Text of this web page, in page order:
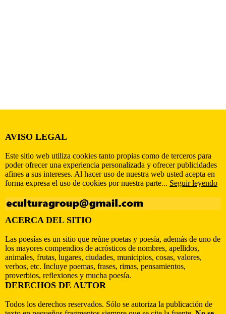
AVISO LEGAL
Este sitio web utiliza cookies tanto propias como de terceros para
poder ofrecer una experiencia personalizada y ofrecer publicidades
afines a sus intereses. Al hacer uso de nuestra web usted acepta en
forma expresa el uso de cookies por nuestra parte... Seguir leyendo
ACERCA DEL SITIO
Las poesías es un sitio que reúne poetas y poesía, además de uno de
los mayores compendios de acrósticos de nombres, apellidos,
animales, frutas, lugares, ciudades, municipios, cosas, valores,
verbos, etc. Incluye poemas, frases, rimas, pensamientos,
proverbios, reflexiones y mucha poesía.
DERECHOS DE AUTOR
Todos los derechos reservados. Sólo se autoriza la publicación de